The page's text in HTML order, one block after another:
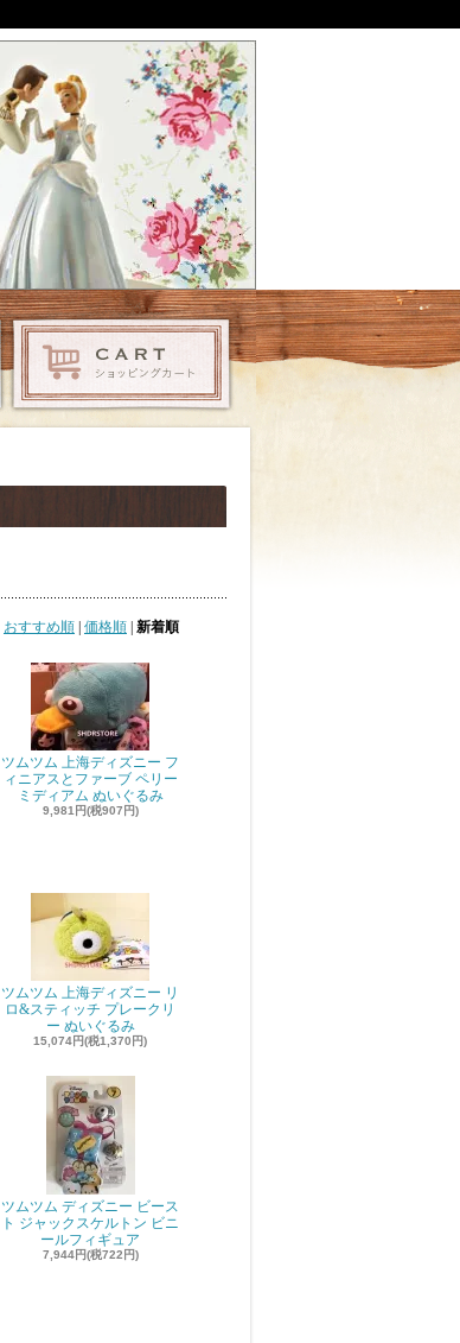
おすすめ順 価格順 新着順
ツムツム 上海ディズニー フ
ィニアスとファーブ ペリー
ミディアム ぬいぐるみ
9,981円(税907円)
ツムツム 上海ディズニー リ
ロ&スティッチ プレークリ
ー ぬいぐるみ
15,074円(税1,370円)
ツムツム ディズニー ビース
ト ジャックスケルトン ビニ
ールフィギュア
7,944円(税722円)